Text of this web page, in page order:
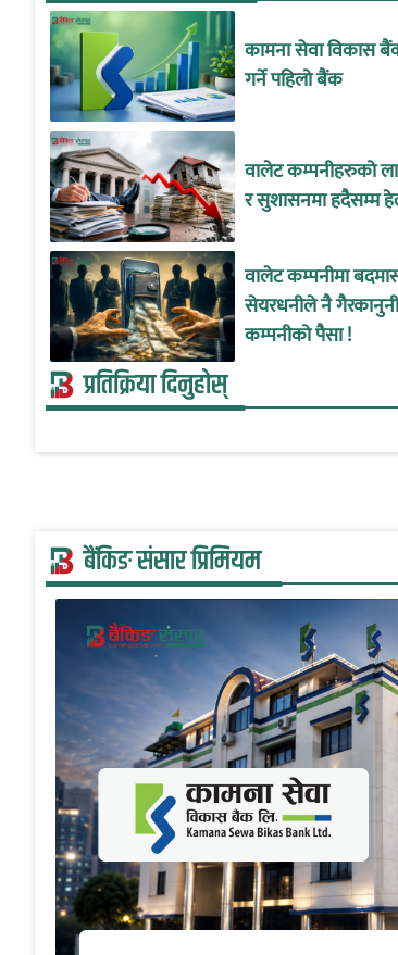
कामना सेवा विकास
गर्ने पहिलो बैंक
वालेट कम्पनीहरुको
वालेट कम्पनीमा
सेयरधनीले नै
कम्पनीको पैसा !
प्रतिक्रिया दिनुहोस्
बैंकिङ संसार प्रिमियम